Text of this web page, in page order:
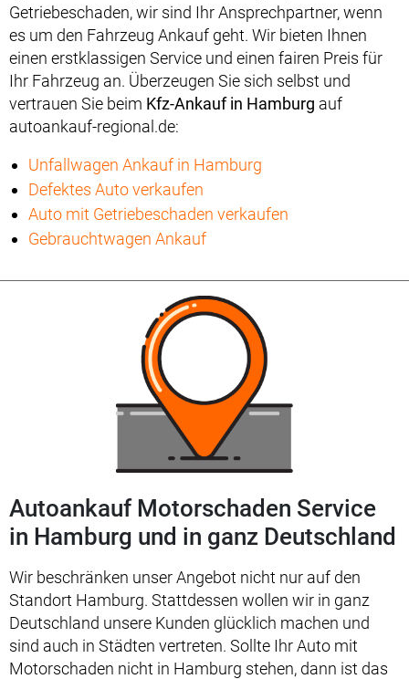
Getriebeschaden, wir sind Ihr Ansprechpartner, wenn
es um den Fahrzeug Ankauf geht. Wir bieten Ihnen
einen erstklassigen Service und einen fairen Preis für
Ihr Fahrzeug an. Überzeugen Sie sich selbst und
vertrauen Sie beim Kfz-Ankauf in Hamburg auf
autoankauf-regional.de:
Unfallwagen Ankauf in Hamburg
Defektes Auto verkaufen
Auto mit Getriebeschaden verkaufen
Gebrauchtwagen Ankauf
Autoankauf Motorschaden Service
in Hamburg und in ganz Deutschland
Wir beschränken unser Angebot nicht nur auf den
Standort Hamburg. Stattdessen wollen wir in ganz
Deutschland unsere Kunden glücklich machen und
sind auch in Städten vertreten. Sollte Ihr Auto mit
Motorschaden nicht in Hamburg stehen, dann ist das